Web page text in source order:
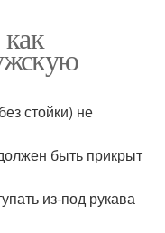
стойки) не
быть прикрыт
из-под рукава